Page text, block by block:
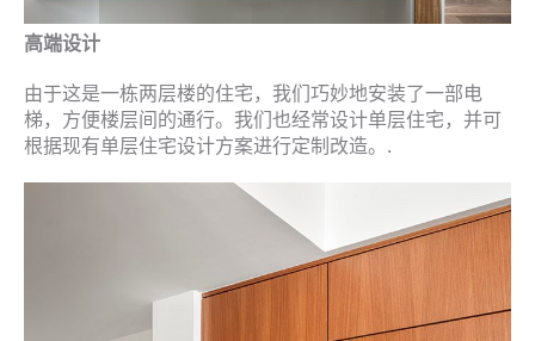
高端设计
由于这是一栋两层楼的住宅，我们巧妙地安装了一部电
梯，方便楼层间的通行。我们也经常设计单层住宅，并可
根据现有单层住宅设计方案进行定制改造。.